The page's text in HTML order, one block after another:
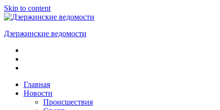
Skip to content
Дзержинские ведомости
ОБЩЕСТВЕННО-
ПОЛИТИЧЕСКАЯ
ГАЗЕТАГлавная
Новости
Происшествия